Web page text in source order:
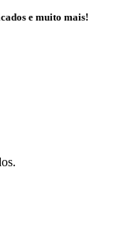
e muito mais!